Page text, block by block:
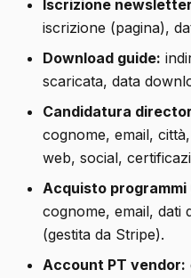
Iscrizione
iscrizione (pagina),
Download guide:
scaricata, data
Candidatura
cognome, email,
web, social,
Acquisto
cognome, email, dati
(gestita da Stripe).
Account PT vendor: